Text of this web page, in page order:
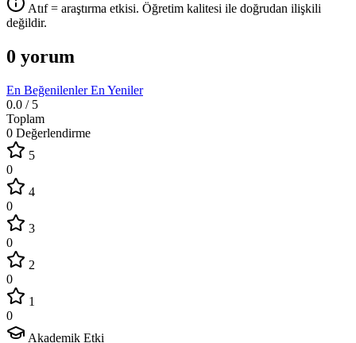
Atıf = araştırma etkisi. Öğretim kalitesi ile doğrudan ilişkili
değildir.
0 yorum
En BeğenilenlerEn Yeniler
0.0 / 5
Toplam
0 Değerlendirme
5
0
4
0
3
0
2
0
1
0
Akademik Etki